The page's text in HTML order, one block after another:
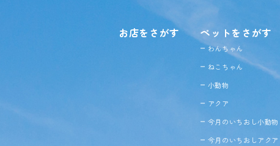
お店をさがす ペットをさがす
わんちゃん
ねこちゃん
小動物
アクア
今月のいちおし小動物
今月のいちおしアクア